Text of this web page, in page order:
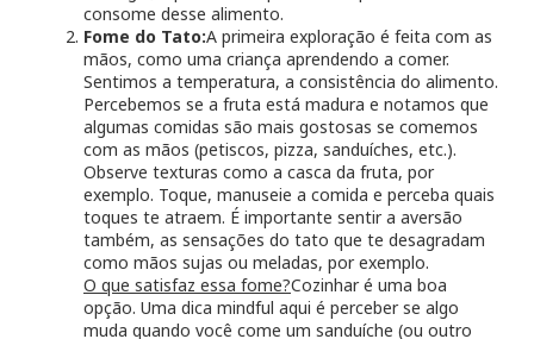
consome desse alimento.
Fome do Tato:A primeira exploração é feita com as
mãos, como uma criança aprendendo a comer.
Sentimos a temperatura, a consistência do alimento.
Percebemos se a fruta está madura e notamos que
algumas comidas são mais gostosas se comemos
com as mãos (petiscos, pizza, sanduíches, etc.).
Observe texturas como a casca da fruta, por
exemplo. Toque, manuseie a comida e perceba quais
toques te atraem. É importante sentir a aversão
também, as sensações do tato que te desagradam
como mãos sujas ou meladas, por exemplo.
O que satisfaz essa fome?Cozinhar é uma boa
opção. Uma dica mindful aqui é perceber se algo
muda quando você come um sanduíche (ou outro